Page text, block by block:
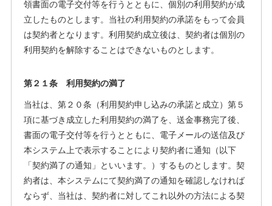
領書面の電子交付等を行うとともに、個別の利用契約が成
立したものとします。当社の利用契約の承諾をもって会員
は契約者となります。利用契約成立後は、契約者は個別の
利用契約を解除することはできないものとします。
第２１条 利用契約の満了
当社は、第２０条（利用契約申し込みの承諾と成立）第５
項に基づき成立した利用契約の満了を、送金事務完了後、
書面の電子交付等を行うとともに、電子メールの送信及び
本システム上で表示することにより契約者に通知（以下
「契約満了の通知」といいます。）するものとします。契
約者は、本システムにて契約満了の通知を確認しなければ
ならず、当社は、契約者に対してこれ以外の方法による契